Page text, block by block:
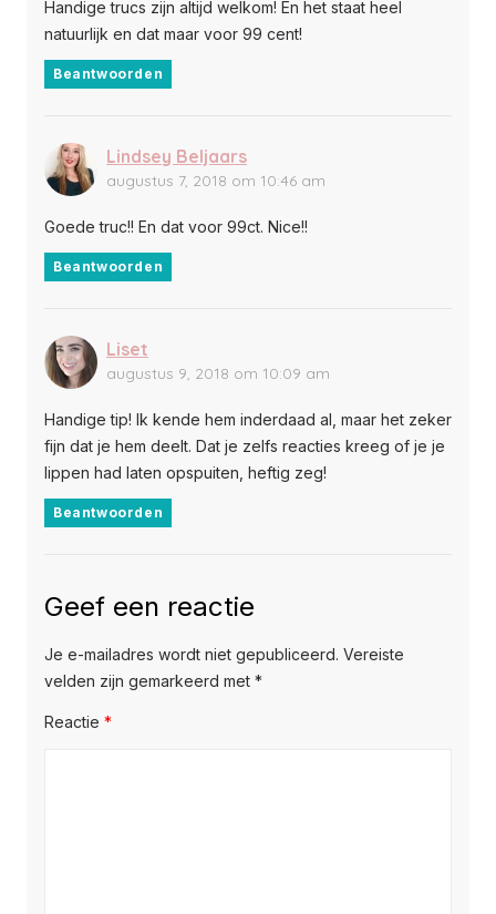
Handige trucs zijn altijd welkom! En het staat heel
natuurlijk en dat maar voor 99 cent!
Beantwoorden
Lindsey Beljaars
augustus 7, 2018 om 10:46 am
Goede truc!! En dat voor 99ct. Nice!!
Beantwoorden
Liset
augustus 9, 2018 om 10:09 am
Handige tip! Ik kende hem inderdaad al, maar het zeker
fijn dat je hem deelt. Dat je zelfs reacties kreeg of je je
lippen had laten opspuiten, heftig zeg!
Beantwoorden
Geef een reactie
Je e-mailadres wordt niet gepubliceerd. Vereiste
velden zijn gemarkeerd met *
Reactie *